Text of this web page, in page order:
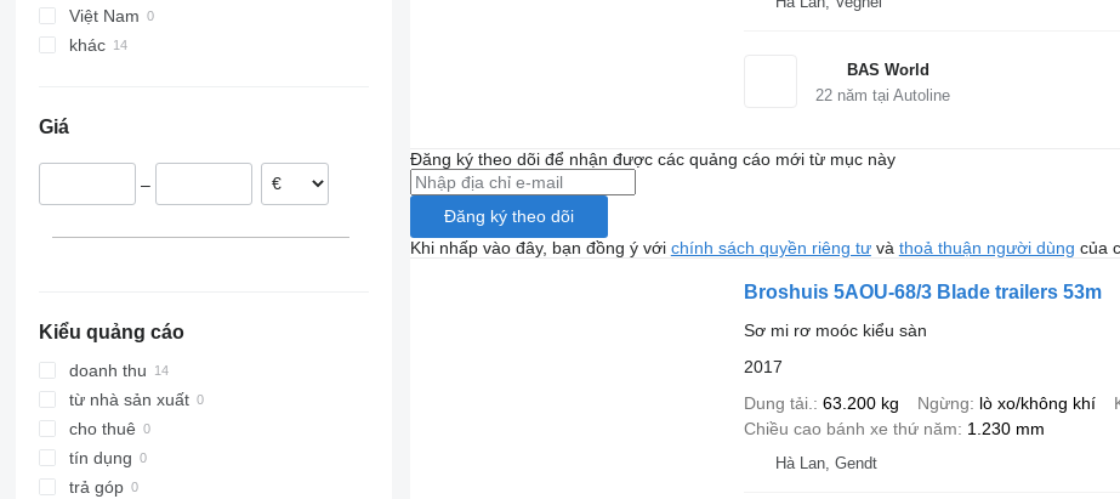
Việt Nam
khác
Ba Lan
Đan Mạch
Giá
–
Kiểu quảng cáo
doanh thu
từ nhà sản xuất
cho thuê
tín dụng
trả góp
BAS World
22năm tại Autoline
Đăng ký theo dõi để nhận được các quảng cáo mới từ mục này
Đăng ký theo dõi
Khi nhấp vào đây, bạn đồng ý với chính sách quyền riêng tưvà thoả thuận người dùng của
Broshuis 5AOU-68/3 Blade trailers 53m
Sơ mi rơ moóc kiểu sàn
2017
Dung tải.
63.200 kg Ngừng lò xo/không khí
Chiều cao bánh xe thứ năm
1.230 mm
Hà Lan, Gendt